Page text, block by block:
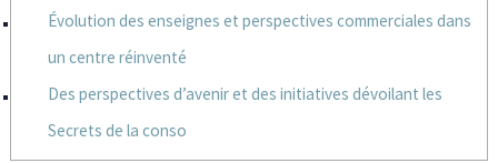
Évolution des enseignes et perspectives commerciales dans
un centre réinventé
Des perspectives d’avenir et des initiatives dévoilant les
Secrets de la conso